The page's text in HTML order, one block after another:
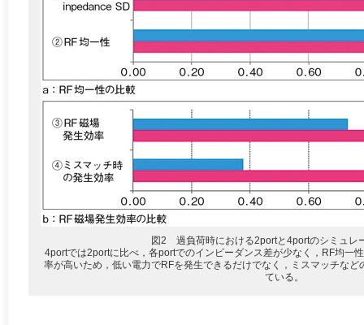
図2 過負荷時における2portと4portのシミュレ
4portでは2portに比べ，各portでのインピーダンス差が少なく，RF均一
率が高いため，低い電力でRFを発生できるだけでなく，ミスマッチな
ている。